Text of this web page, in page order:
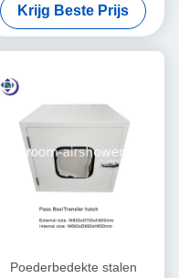
Koppeling schoon
Krijg Beste Prijs
Poederbedekte stalen